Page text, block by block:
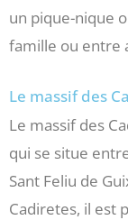
un pique-nique
famille ou entre
Le massif des
Le massif des
qui se situe
Sant Feliu de
Cadiretes, il est